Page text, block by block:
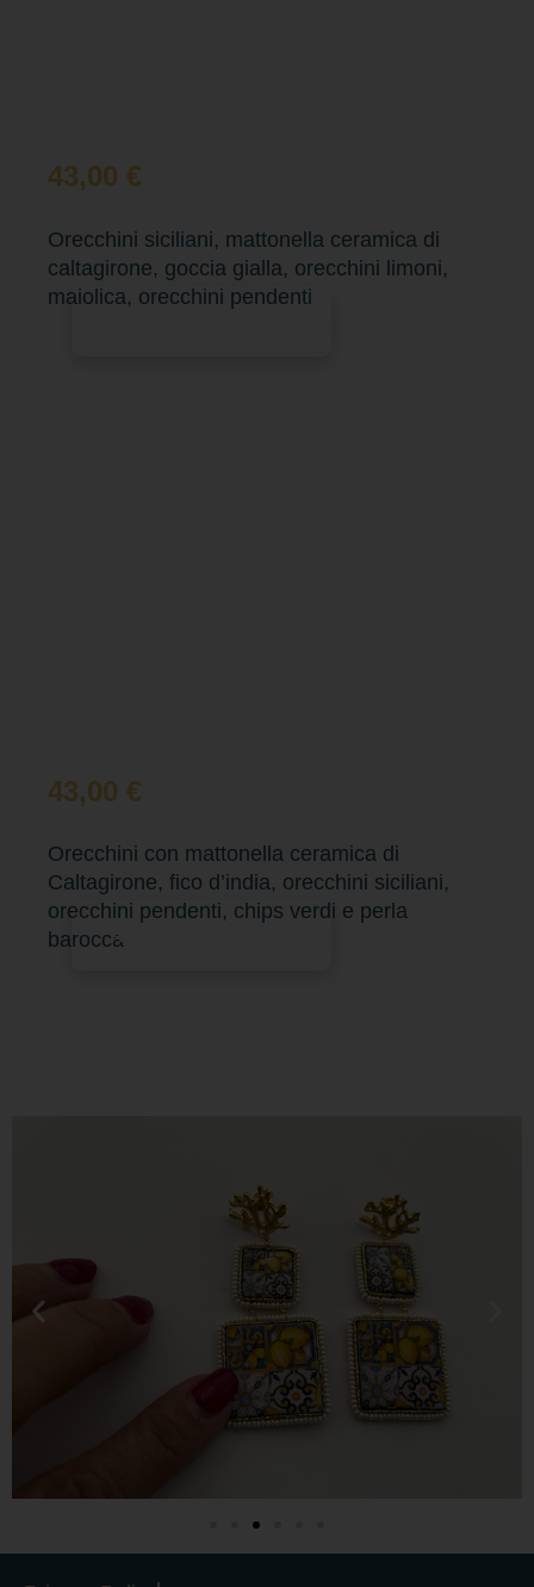
43,00 €
Orecchini siciliani, mattonella ceramica di
caltagirone, goccia gialla, orecchini limoni,
maiolica, orecchini pendenti
43,00 €
Orecchini con mattonella ceramica di
Caltagirone, fico d’india, orecchini siciliani,
orecchini pendenti, chips verdi e perla
baroccaAggiungi al carrello